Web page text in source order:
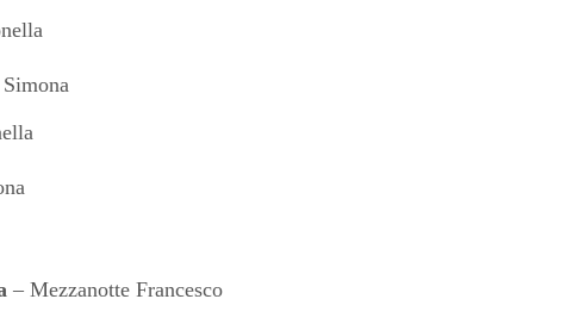
– Mezzanotte Francesco